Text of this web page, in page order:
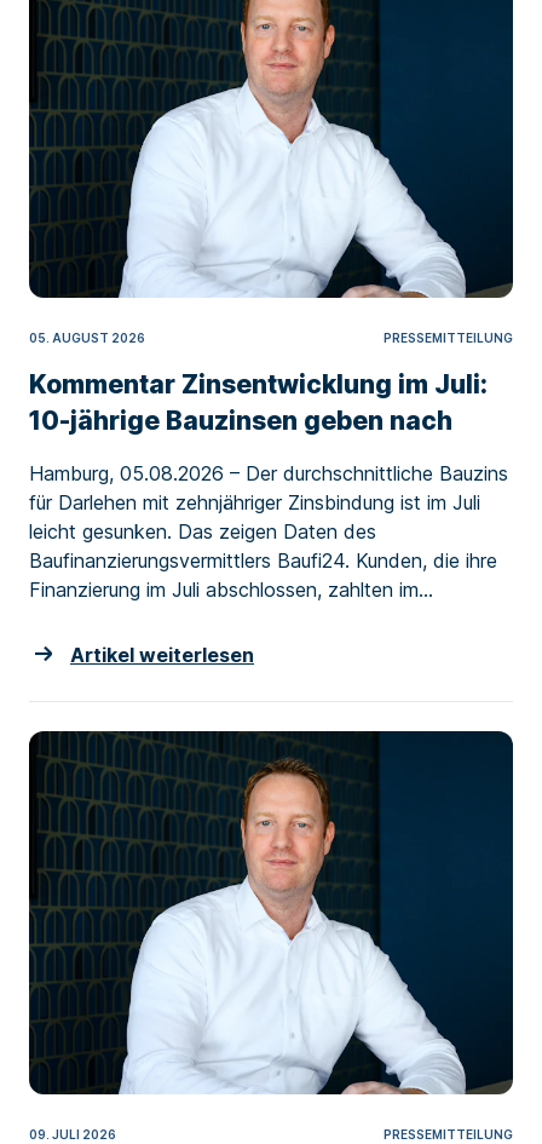
05. AUGUST 2026 PRESSEMITTEILUNG
Kommentar Zinsentwicklung im Juli:
10-jährige Bauzinsen geben nach
Hamburg, 05.08.2026 – Der durchschnittliche Bauzins
für Darlehen mit zehnjähriger Zinsbindung ist im Juli
leicht gesunken. Das zeigen Daten des
Baufinanzierungsvermittlers Baufi24. Kunden, die ihre
Finanzierung im Juli abschlossen, zahlten im...
Artikel weiterlesen
09. JULI 2026 PRESSEMITTEILUNG